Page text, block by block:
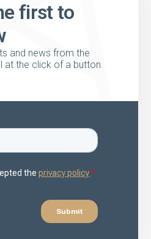
first to
and news from the
at the click of a button.